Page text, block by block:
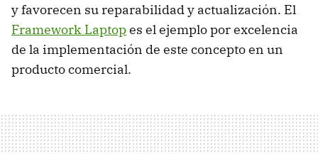
y favorecen su reparabilidad y actualización. El
Framework Laptopes el ejemplo por excelencia
de la implementación de este concepto en un
producto comercial.